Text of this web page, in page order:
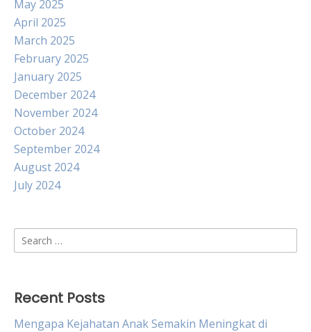
May 2025
April 2025
March 2025
February 2025
January 2025
December 2024
November 2024
October 2024
September 2024
August 2024
July 2024
Search
for:
Recent Posts
Mengapa Kejahatan Anak Semakin Meningkat di